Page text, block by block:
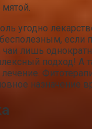
угодно
если
чаи лишь
подход! А
назначение